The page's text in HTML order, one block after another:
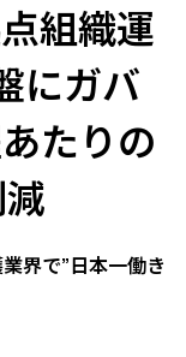
組織運
にガバ
たりの
界で”日本一働き